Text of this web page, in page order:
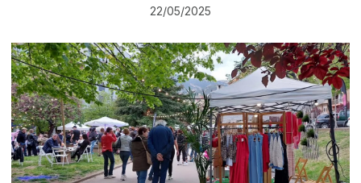
22/05/2025